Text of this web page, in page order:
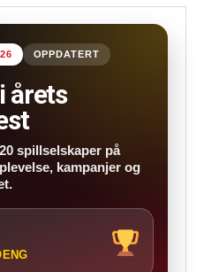
OPPDATERT
årets
spillselskaper på
kampanjer og